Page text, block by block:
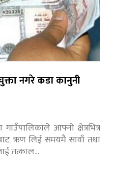
नगरे कडा कानुनी
आफ्नो क्षेत्रभित्र
ऋण लिई समयमै सावाँ तथा
तत्काल…